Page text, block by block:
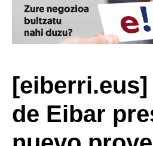
[eiberri.eus]
de Eibar